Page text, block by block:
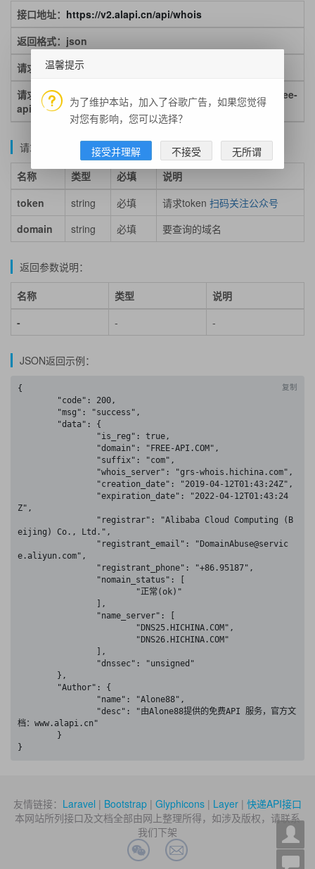
接口地址： https://v2.alapi.cn/api/whois
返回格式：json
请求方式：get/post
请求示例：https://v2.alapi.cn/api/whois?domain=www.free-
api.com&token=token
请求参数说明：
名称 类型 必填
说明
token
string 必填 请求token 扫码关注公众号
domain
string 必填 要查询的域名
返回参数说明：
名称 类型
说明
-
- -
JSON返回示例：
复制
{
Z",
eijing) Co., Ltd.",
e.aliyun.com",
档：www.alapi.cn"
}
友情链接： Laravel | Bootstrap | Glyphicons | Layer | 快递API接口
本网站所列接口及文档全部由网上整理所得，如涉及版权，请联系
我们下架
温馨提示
为了维护本站，加入了谷歌广告，如果您觉得
对您有影响，您可以选择？
接受并理解 不接受 无所谓